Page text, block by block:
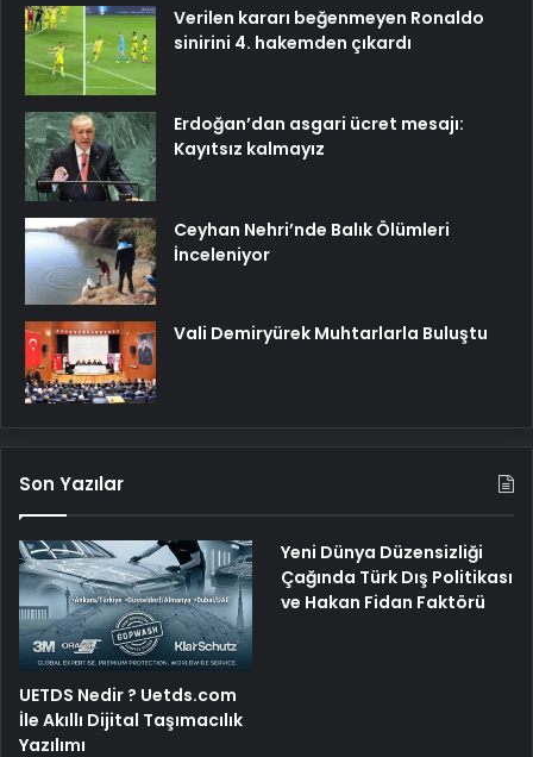
Verilen kararı beğenmeyen Ronaldo
sinirini 4. hakemden çıkardı
Erdoğan’dan asgari ücret mesajı:
Kayıtsız kalmayız
Ceyhan Nehri’nde Balık Ölümleri
İnceleniyor
Vali Demiryürek Muhtarlarla Buluştu
Son Yazılar
UETDS Nedir ? Uetds.com
İle Akıllı Dijital Taşımacılık
Yazılımı
Yeni Dünya Düzensizliği
Çağında Türk Dış Politikası
ve Hakan Fidan Faktörü